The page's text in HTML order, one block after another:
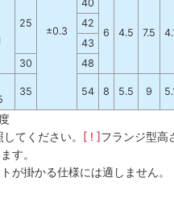
±0.3
25
40
6 4.5 7.5
42
43
30 48
35 54 8 5.5 9
てください。 [ ! ]フランジ型高
す。
が掛かる仕様には適しません。